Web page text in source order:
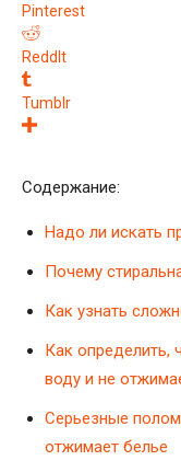
Pinterest
ReddIt
Tumblr
Содержание:
Надо ли искать
Почему
Как узнать
Как определить,
воду и не
Серьезные
отжимает белье